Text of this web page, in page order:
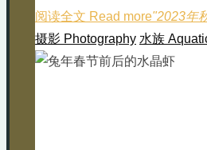
阅读全文 Read more"2023年
摄影 Photography 水族